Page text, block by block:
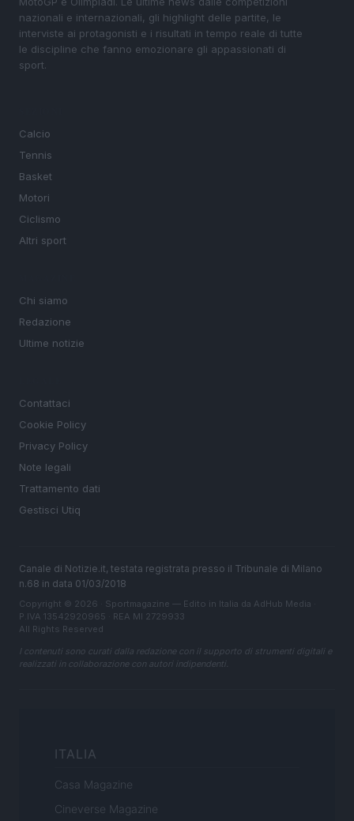
nazionali e internazionali, gli highlight delle partite, le
interviste ai protagonisti e i risultati in tempo reale di tutte
le discipline che fanno emozionare gli appassionati di
sport.
Calcio
Tennis
Basket
Motori
Ciclismo
Altri sport
Chi siamo
Redazione
Ultime notizie
Contattaci
Cookie Policy
Privacy Policy
Note legali
Trattamento dati
Gestisci Utiq
Canale di Notizie.it, testata registrata presso il Tribunale di Milano
n.68 in data 01/03/2018
Copyright © 2026 · Sportmagazine — Edito in Italia da AdHub Media
P.IVA 13542920965 · REA MI 2729933
All Rights Reserved
I contenuti sono curati dalla redazione con il supporto di strumenti digitali e
realizzati in collaborazione con autori indipendenti.
ITALIA
Casa Magazine
Cineverse Magazine